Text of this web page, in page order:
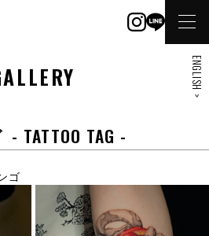
- TATTOO TAG -
ゴ
ENGLISH >